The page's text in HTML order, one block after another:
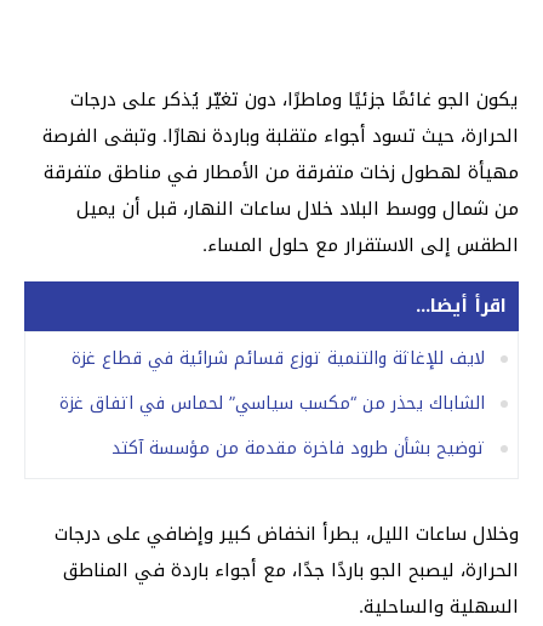
يكون الجو غائمًا جزئيًا وماطرًا، دون تغيّر يُذكر على درجات
الحرارة، حيث تسود أجواء متقلبة وباردة نهارًا. وتبقى الفرصة
مهيأة لهطول زخات متفرقة من الأمطار في مناطق متفرقة
من شمال ووسط البلاد خلال ساعات النهار، قبل أن يميل
الطقس إلى الاستقرار مع حلول المساء.
اقرأ أيضا...
لايف للإغاثة والتنمية توزع قسائم شرائية في قطاع غزة
الشاباك يحذر من “مكسب سياسي” لحماس في اتفاق غزة
توضيح بشأن طرود فاخرة مقدمة من مؤسسة آكتد
وخلال ساعات الليل، يطرأ انخفاض كبير وإضافي على درجات
الحرارة، ليصبح الجو باردًا جدًا، مع أجواء باردة في المناطق
السهلية والساحلية.